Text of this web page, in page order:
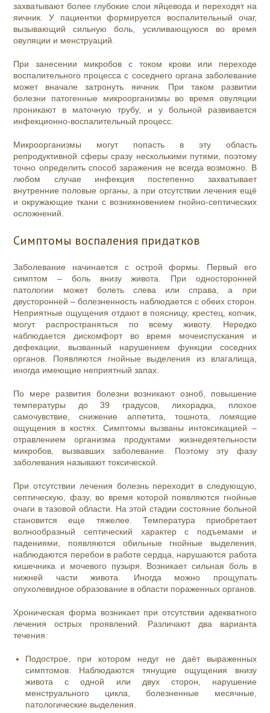
захватывают более глубокие слои яйцевода и переходят на
яичник. У пациентки формируется воспалительный очаг,
вызывающийсильную боль, усиливающуюся во время
овуляции и менструаций.
При занесении микробов с током крови или переходе
воспалительного процесса с соседнего органа заболевание
может вначале затронуть яичник. При таком развитии
болезни патогенные микроорганизмы во время овуляции
проникают в маточную трубу, и у больной развивается
инфекционно-воспалительный процесс.
Микроорганизмы могут попасть в эту область
репродуктивной сферы сразу несколькими путями, поэтому
точно определить способ заражения не всегда возможно. В
любом случае инфекция постепенно захватывает
внутренние половые органы, а при отсутствии лечения ещё
и окружающие ткани с возникновением гнойно-септических
осложнений.
Симптомы воспаления придатков
Заболевание начинается с острой формы. Первый его
симптом – боль внизу живота. При односторонней
патологии может болеть слева или справа, а при
двусторонней – болезненность наблюдается с обеих сторон.
Неприятные ощущения отдают в поясницу, крестец, копчик,
могут распространяться по всему животу. Нередко
наблюдается дискомфорт во время мочеиспускания и
дефекации, вызванный нарушением функции соседних
органов. Появляются гнойные выделения из влагалища,
иногда имеющие неприятный запах.
По мере развития болезни возникают озноб, повышение
температуры до 39 градусов, лихорадка,
плохое
самочувствие,
снижение аппетита, тошнота , ломящие
ощущения в костях. Симптомы вызваны интоксикацией –
отравлением организма продуктами жизнедеятельности
микробов, вызвавших заболевание. Поэтому эту фазу
заболевания называют токсической.
При отсутствии лечения болезнь переходит в следующую,
септическую, фазу, во время которой появляются гнойные
очаги в тазовой области. На этой стадии состояние больной
становится еще тяжелее. Температура приобретает
волнообразный септический характер с подъемами и
падениями, появляются обильные гнойные выделения,
наблюдаются перебои в работе сердца, нарушаются работа
кишечника и мочевого пузыря. Возникает сильная боль в
нижней части живота. Иногда можно прощупать
опухолевидное образование в области пораженных органов.
Хроническая форма возникает при отсутствии адекватного
лечения острых проявлений. Различают два варианта
течения:
Подострое, при котором недуг не даёт выраженных
симптомов. Наблюдаются тянущие ощущения внизу
живота с одной или двух сторон, нарушение
менструального цикла, болезненные месячные,
патологические выделения.